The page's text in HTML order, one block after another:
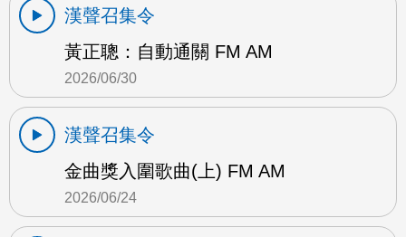
漢聲召集令
黃正聰：自動通關 FM AM
2026/06/30
漢聲召集令
金曲獎入圍歌曲(上) FM AM
2026/06/24